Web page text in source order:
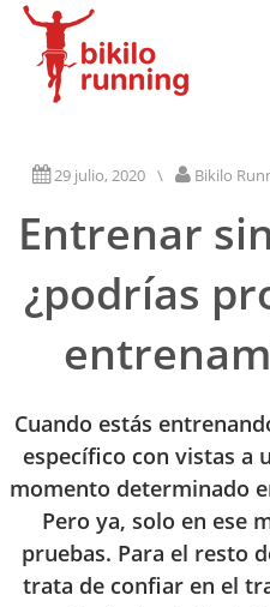
29 julio, 2020 \ Bikilo
Entrenar
¿podrías
Cuando estás
específico con vistas a
momento determinado
Pero ya, solo en ese
pruebas. Para el resto
trata de confiar en el